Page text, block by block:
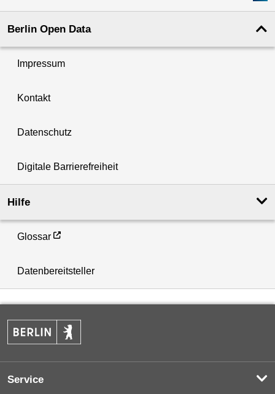
Berlin Open Data
Impressum
Kontakt
Datenschutz
Digitale Barrierefreiheit
Hilfe
Glossar
Datenbereitsteller
Service